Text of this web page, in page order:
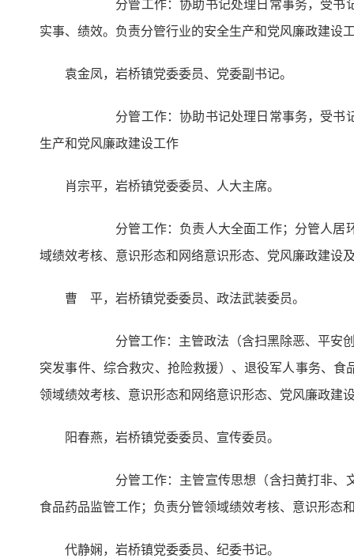
分管工作：协助书记处理日常事务，受书记委
实事、绩效。负责分管行业的安全生产和党风廉政建设
袁金凤，岩桥镇党委委员、党委副书记。
分管工作：协助书记处理日常事务，受书记委
生产和党风廉政建设工作
肖宗平，岩桥镇党委委员、人大主席。
分管工作：负责人大全面工作；分管人居环境
域绩效考核、意识形态和网络意识形态、党风廉政建设
曹 平，岩桥镇党委委员、政法武装委员。
分管工作：主管政法（含扫黑除恶、平安创建
突发事件、综合救灾、抢险救援）、退役军人事务、
领域绩效考核、意识形态和网络意识形态、党风廉政建
阳春燕，岩桥镇党委委员、宣传委员。
分管工作：主管宣传思想（含扫黄打非、文明
食品药品监管工作；负责分管领域绩效考核、意识形态
代静娴，岩桥镇党委委员、纪委书记。